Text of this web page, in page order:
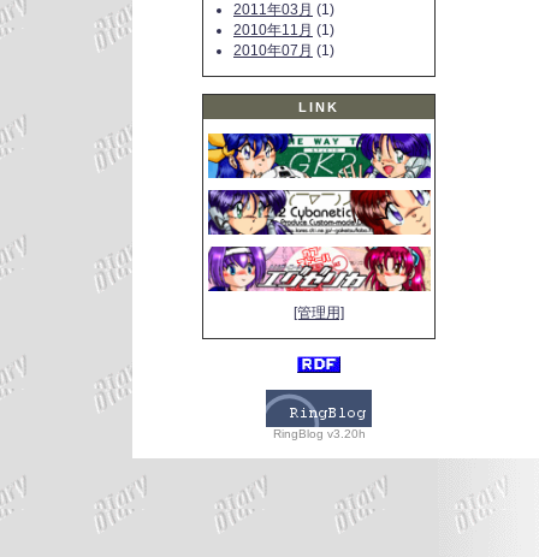
2011年03月 (1)
2010年11月 (1)
2010年07月 (1)
LINK
[管理用]
RingBlog v3.20h